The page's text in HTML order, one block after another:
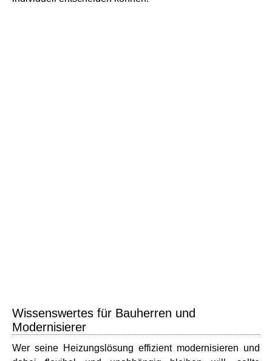
Wissenswertes für Bauherren und
Modernisierer
Wer seine Heizungslösung effizient modernisieren und